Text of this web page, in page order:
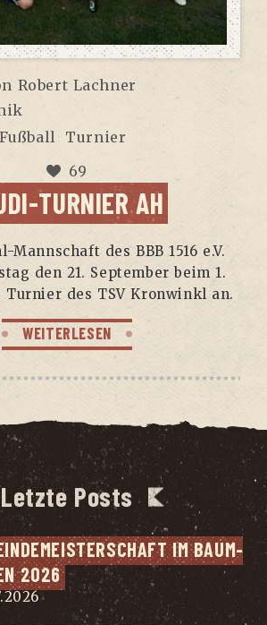
Robert Lachner
Fußball
Turnier
69
TUR­NIER AH
Mann­schaft des BBB 1516 e.V.
den 21. Sep­tem­ber beim 1.
Tur­nier des TSV Kron­winkl an.
WEITERLESEN
Letzte Posts
IM BAUM­
2026